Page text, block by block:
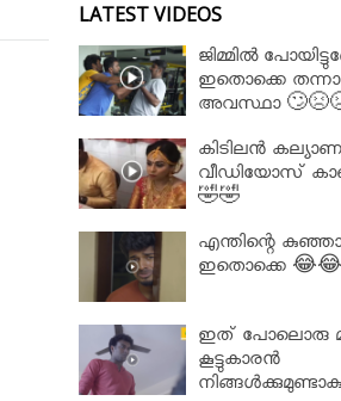
LATEST VIDEOS
ജിമ്മിൽ
ഇതൊക്കെ
അവസ്ഥാ
കിടിലൻ കല്യാണ
വീഡിയോസ്
🤣🤣
എന്തിന്റെ
ഇതൊക്കെ
ഇത് പോലൊരു
കൂട്ടുകാരൻ